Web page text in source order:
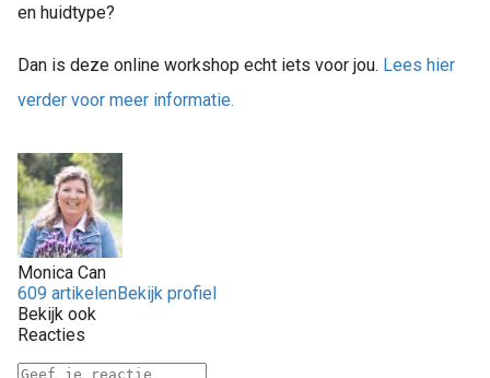
en huidtype?
Dan is deze online workshop echt iets voor jou. Lees hier
verder voor meer informatie.
Monica Can
609 artikelenBekijk profiel
Bekijk ook
Reacties